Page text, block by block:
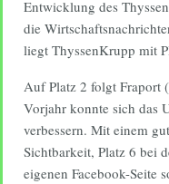
Entwicklung des
die
liegt ThyssenKrupp mit
Auf Platz 2 folgt Fraport
Vorjahr konnte sich das
verbessern. Mit einem
Sichtbarkeit, Platz 6 bei
eigenen Facebook-Seite